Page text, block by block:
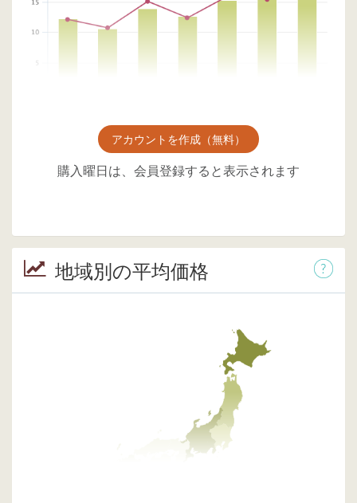
アカウントを作成（無料）
購入曜日は、会員登録すると表示されます
地域別の平均価格